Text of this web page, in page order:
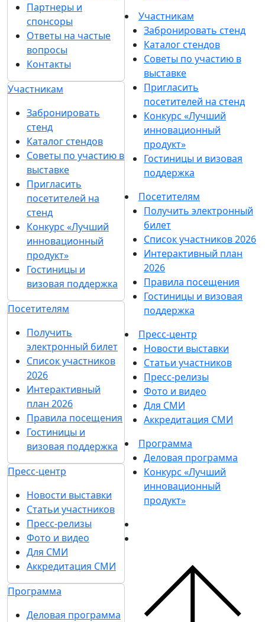
Партнеры и
спонсоры
Ответы на частые
вопросы
Контакты
Участникам
Забронировать
стенд
Каталог стендов
Советы по участию в
выставке
Пригласить
посетителей на
стенд
Конкурс «Лучший
инновационный
продукт»
Гостиницы и
визовая поддержка
Посетителям
Получить
электронный билет
Список участников
2026
Интерактивный
план 2026
Правила посещения
Гостиницы и
визовая поддержка
Пресс-центр
Новости выставки
Статьи участников
Пресс-релизы
Фото и видео
Для СМИ
Аккредитация СМИ
Программа
Деловая программа
Участникам
Забронировать стенд
Каталог стендов
Советы по участию в
выставке
Пригласить
посетителей на стенд
Конкурс «Лучший
инновационный
продукт»
Гостиницы и визовая
поддержка
Посетителям
Получить электронный
билет
Список участников 2026
Интерактивный план
2026
Правила посещения
Гостиницы и визовая
поддержка
Пресс-центр
Новости выставки
Статьи участников
Пресс-релизы
Фото и видео
Для СМИ
Аккредитация СМИ
Программа
Деловая программа
Конкурс «Лучший
инновационный
продукт»